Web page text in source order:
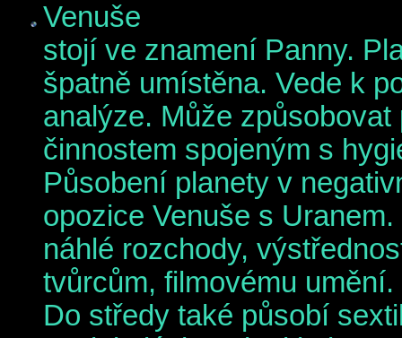
Venuše
stojí ve znamení Panny.
špatně umístěna. Vede k
analýze. Může
činnostem spojeným s
Působení planety v
opozice Venuše s
náhlé rozchody,
tvůrcům, filmovému umění.
Do středy také působí